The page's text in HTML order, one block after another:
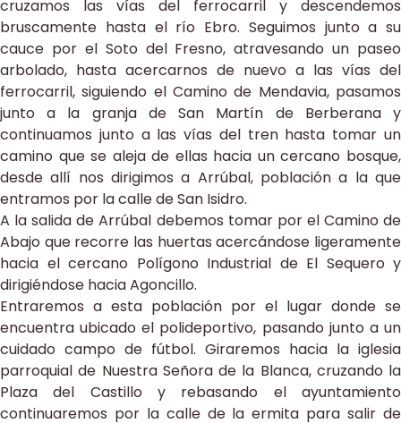
cruzamos las vías del ferrocarril y descendemos
bruscamente hasta el río Ebro. Seguimos junto a su
cauce por el Soto del Fresno, atravesando un paseo
arbolado, hasta acercarnos de nuevo a las vías del
ferrocarril, siguiendo el Camino de Mendavia, pasamos
junto a la granja de San Martín de Berberana y
continuamos junto a las vías del tren hasta tomar un
camino que se aleja de ellas hacia un cercano bosque,
desde allí nos dirigimos a Arrúbal, población a la que
entramos por la calle de San Isidro.
A la salida de Arrúbal debemos tomar por el Camino de
Abajo que recorre las huertas acercándose ligeramente
hacia el cercano Polígono Industrial de El Sequero y
dirigiéndose hacia Agoncillo.
Entraremos a esta población por el lugar donde se
encuentra ubicado el polideportivo, pasando junto a un
cuidado campo de fútbol. Giraremos hacia la iglesia
parroquial de Nuestra Señora de la Blanca, cruzando la
Plaza del Castillo y rebasando el ayuntamiento
continuaremos por la calle de la ermita para salir de